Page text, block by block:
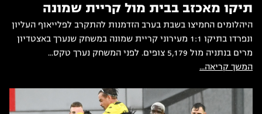
תיקו מאכזב בבית מול קריית שמונה
היהלומים החמיצו בשבת בערב הזדמנות להתקרב לפלייאוף העליון
ונפרדו בתיקו 1:1 מעירוני קריית שמונה במשחק שנערך באצטדיון
מרים בנתניה מול 5,179 צופים. לפני המשחק נערך טקס...
המשך קריאה...